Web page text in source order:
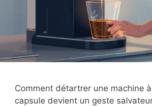
Comment détartrer une machine
capsule devient un geste